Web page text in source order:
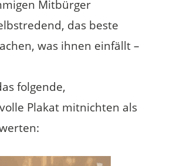
Mitbürger
das beste
was ihnen einfällt –
folgende,
Plakat mitnichten als